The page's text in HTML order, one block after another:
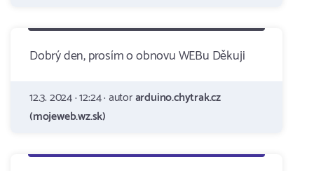
Dobrý den, prosím o obnovu WEBu Děkuji
12.3. 2024 · 12:24 · autorarduino.chytrak.cz
(mojeweb.wz.sk)